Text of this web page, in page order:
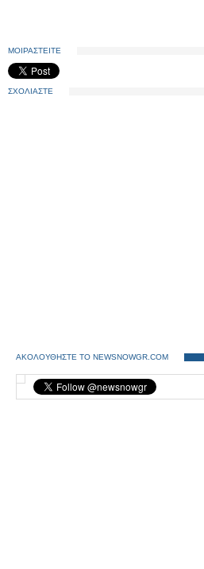
ΜΟΙΡΑΣΤΕΙΤΕ
ΣΧΟΛΙΑΣΤΕ
ΑΚΟΛΟΥΘΗΣΤΕ ΤΟ NEWSNOWGR.COM